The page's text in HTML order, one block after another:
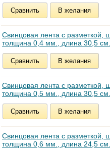
Сравнить В желания
Свинцовая лента с разметкой,
толщина 0,4 мм., длина 30,5 см.
Сравнить В желания
Свинцовая лента с разметкой,
толщина 0,5 мм., длина 30,5 см.
Сравнить В желания
Свинцовая лента с разметкой,
толщина 0,6 мм., длина 24,5 см.